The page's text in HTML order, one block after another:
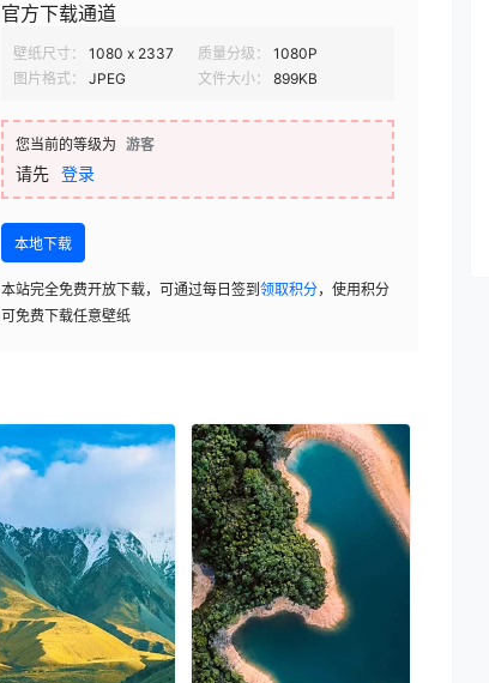
官方下载通道
壁纸尺寸： 1080 x 2337 质量分级：
1080P
图片格式：
JPEG 文件大小： 899KB
您当前的等级为 游客
请先 登录
本地下载
本站完全免费开放下载，可通过每日签到 领取积分，使用积分
可免费下载任意壁纸